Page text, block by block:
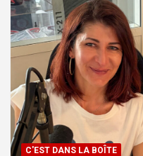
C'EST DANS LA BOÎTE